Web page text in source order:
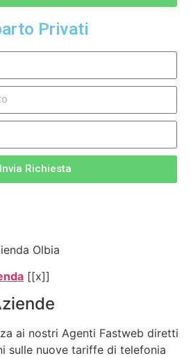
Privati
Invia Richiesta
[[x]]
ai nostri Agenti Fastweb diretti
sulle nuove tariffe di telefonia